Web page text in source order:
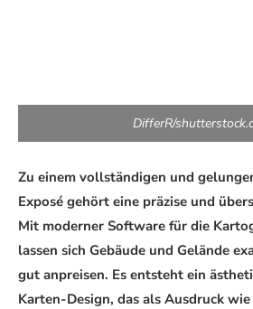
DifferR/
Zu einem vollständigen und
Exposé gehört eine präzise und
Mit moderner Software für die
lassen sich Gebäude und Gelände
gut anpreisen. Es entsteht ein
Karten-Design, das als Ausdruck